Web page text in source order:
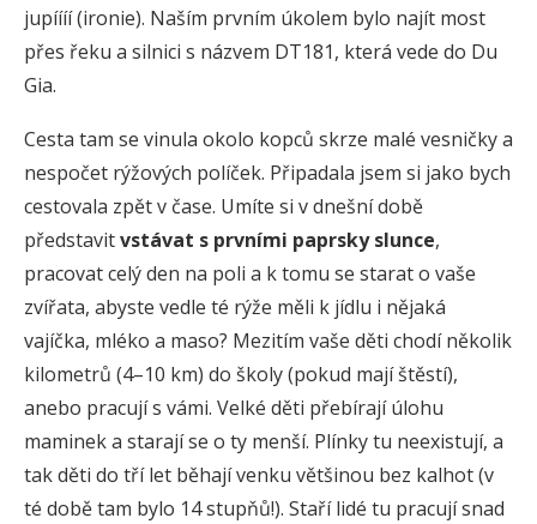
jupíííí (ironie). Naším prvním úkolem bylo najít most
přes řeku a silnici s názvem DT181, která vede do Du
Gia.
Cesta tam se vinula okolo kopců skrze malé vesničky a
nespočet rýžových políček. Připadala jsem si jako bych
cestovala zpět v čase. Umíte si v dnešní době
představitvstávat s prvními paprsky slunce,
pracovat celý den na poli a k tomu se starat o vaše
zvířata, abyste vedle té rýže měli k jídlu i nějaká
vajíčka, mléko a maso? Mezitím vaše děti chodí několik
kilometrů (4–10 km) do školy (pokud mají štěstí),
anebo pracují s vámi. Velké děti přebírají úlohu
maminek a starají se o ty menší. Plínky tu neexistují, a
tak děti do tří let běhají venku většinou bez kalhot (v
té době tam bylo 14 stupňů!). Staří lidé tu pracují snad